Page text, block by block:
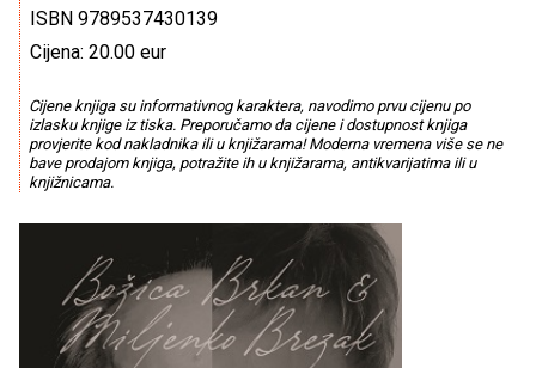
ISBN 9789537430139
Cijena: 20.00 eur
Cijene knjiga su informativnog karaktera, navodimo prvu cijenu po
izlasku knjige iz tiska. Preporučamo da cijene i dostupnost knjiga
provjerite kod nakladnika ili u knjižarama! Moderna vremena više se ne
bave prodajom knjiga, potražite ih u knjižarama, antikvarijatima ili u
knjižnicama.